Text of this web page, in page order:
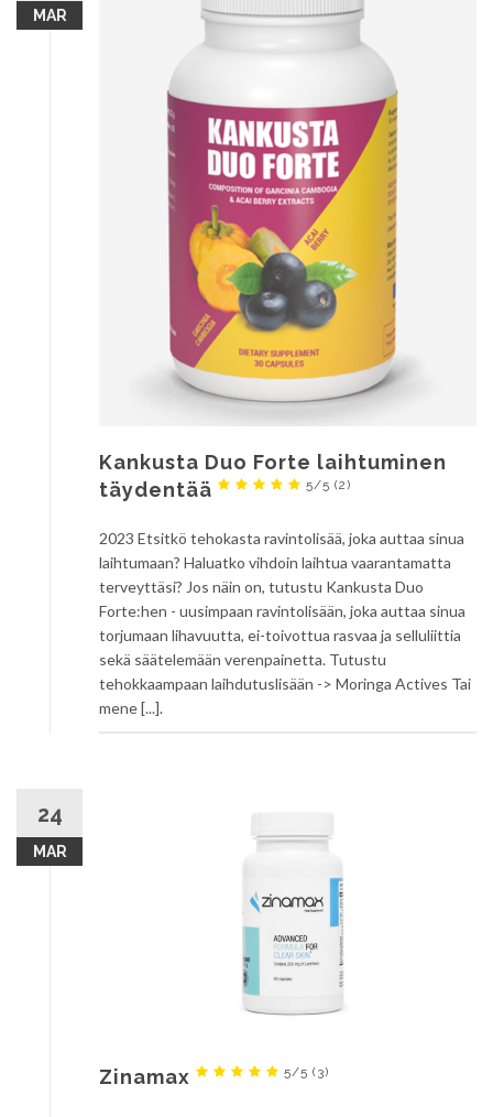
MAR
Kankusta Duo Forte laihtuminen
täydentää
5/5 (2)
2023 Etsitkö tehokasta ravintolisää, joka auttaa sinua
laihtumaan? Haluatko vihdoin laihtua vaarantamatta
terveyttäsi? Jos näin on, tutustu Kankusta Duo
Forte:hen - uusimpaan ravintolisään, joka auttaa sinua
torjumaan lihavuutta, ei-toivottua rasvaa ja selluliittia
sekä säätelemään verenpainetta. Tutustu
tehokkaampaan laihdutuslisään -> Moringa Actives Tai
mene [...].
24
MAR
Zinamax 5/5 (3)